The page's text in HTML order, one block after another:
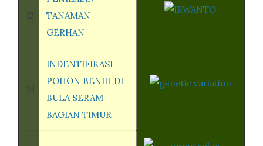
12
TANAMAN
GERHAN
13
INDENTIFIKASI
POHON BENIH DI
BULA SERAM
BAGIAN TIMUR